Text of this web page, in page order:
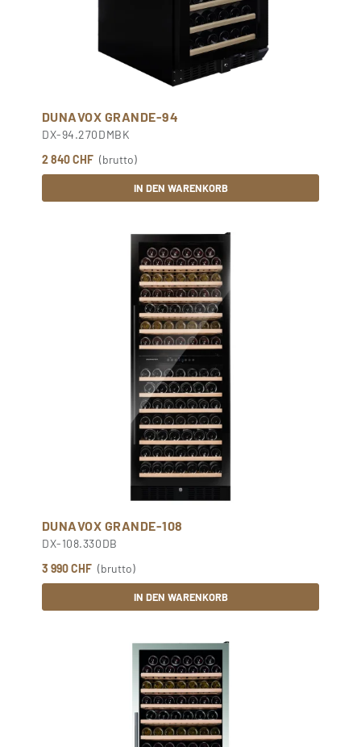
DUNAVOX GRANDE-94
DX-94.270DMBK
2 840 CHF (brutto)
IN DEN WARENKORB
DUNAVOX GRANDE-108
DX-108.330DB
3 990 CHF (brutto)
IN DEN WARENKORB